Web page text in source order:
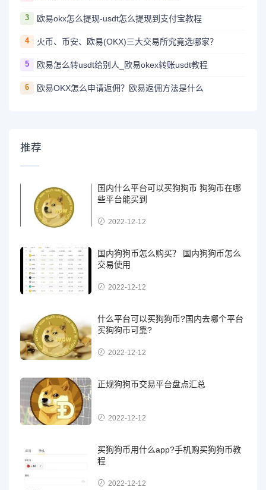
3 欧易okx怎么提现-usdt怎么提现到支付宝教程
4 火币、币安、欧易(OKX)三大交易所究竟选哪家？
5 欧易怎么转usdt给别人_欧易okex转账usdt教程
6 欧易OKX怎么申请返佣？欧易返佣方法是什么
推荐
国内什么平台可以买狗狗币 狗狗币在哪
些平台能买到
2022-12-12
国内狗狗币怎么购买？ 国内狗狗币怎么
交易使用
2022-12-12
什么平台可以买狗狗币?国内去哪个平台
买狗狗币可靠?
2022-12-12
正规狗狗币交易平台盘点汇总
2022-12-12
买狗狗币用什么app?手机购买狗狗币教
程
2022-12-12